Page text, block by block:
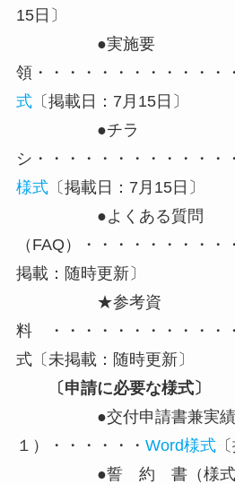
15日〕
●実施要
領・・・・・・・・・・・・
式〔掲載日：7月15日〕
●チラ
シ・・・・・・・・・・・・
様式〔掲載日：7月15日〕
●よくある質問
（FAQ）・・・・・・・・
掲載：随時更新〕
★参考資
料 ・・・・・・・・・・・
式〔未掲載：随時更新〕
〔申請に必要な様式〕
●交付申請書兼実績報
１）・・・・・・ Word様式〔
●誓 約 書（様式